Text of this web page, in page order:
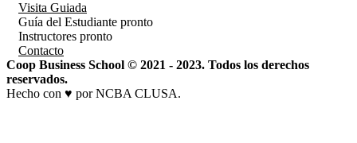
Visita Guiada
Guía del Estudiante pronto
Instructores pronto
Contacto
Coop Business School © 2021 - 2023. Todos los derechos
reservados.
Hecho con ♥ por NCBA CLUSA.